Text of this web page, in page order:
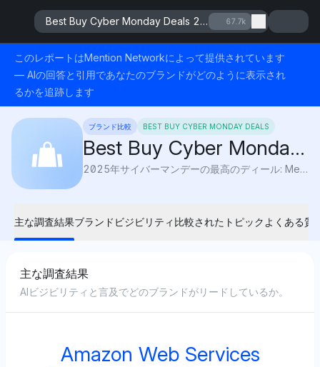
Best Buy Cyber Monday Deals 2025 67.7k
このレポートはMention Networkによって提供されています
— AIの回答と引用であなたのブランドがどのように表示され
るかを追跡します
ブランド比較 BEST BUY CYBER MONDAY DEALS
Best Buy Cyber Monday
Deals 2025
2025年サイバーマンデーの最高のディール: Mention NetworkによるAI可視化は、テクノロジー、ファッションなどのオンライン割引を追跡し、買い物客が最も多く節約できる場所を明らかにします。
主な調査結果ブランドビジビリティ 比較されたトピック よくある質
主な調査結果
AIビジビリティと言及でどのブランドがリードしているか。
Amazon Web Services